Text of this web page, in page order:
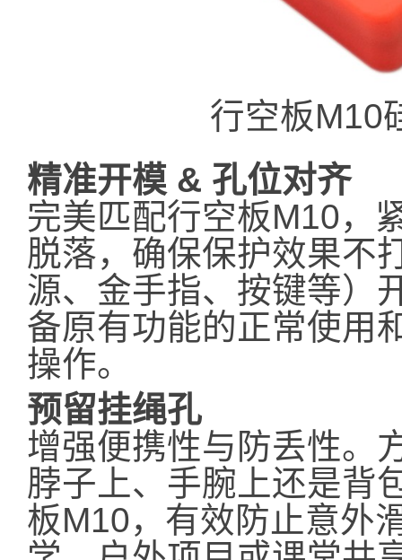
行空板M10
精准开模 & 孔位对齐
完美匹配行空板M10，
脱落，确保保护效果不
源、金手指、按键等）
备原有功能的正常使用
操作。
预留挂绳孔
增强便携性与防丢性。
脖子上、手腕上还是背
板M10，有效防止意外